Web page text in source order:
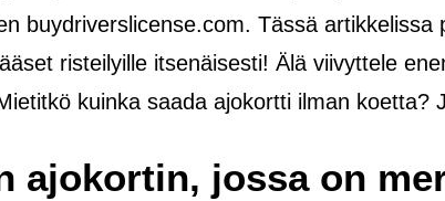
buydriverslicense.com. Tässä
risteilyille itsenäisesti! Älä viivyttele
kuinka saada ajokortti ilman koetta?
ajokortin, jossa on